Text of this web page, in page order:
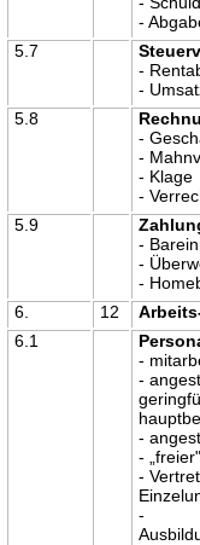
-
5.7
-
-
5.8
-
-
- Klage
-
5.9
-
-
-
6. 12
6.1
-
-
-
-
-
-